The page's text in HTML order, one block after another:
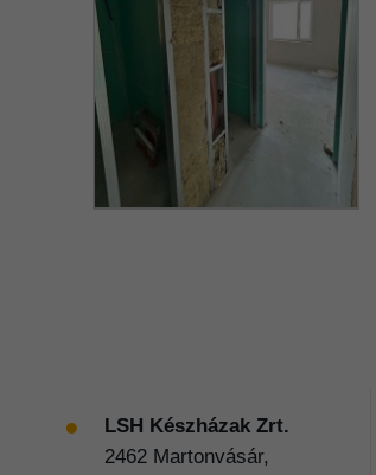
●
LSH Készházak Zrt.
2462 Martonvásár,